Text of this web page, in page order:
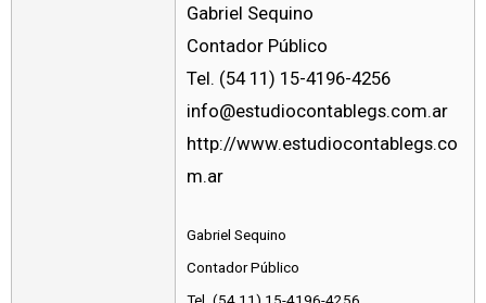
Gabriel Sequino
Contador Público
Tel. (54 11) 15-4196-4256
info@estudiocontablegs.com.ar
http://www.estudiocontablegs.co
m.ar
Gabriel Sequino
Contador Público